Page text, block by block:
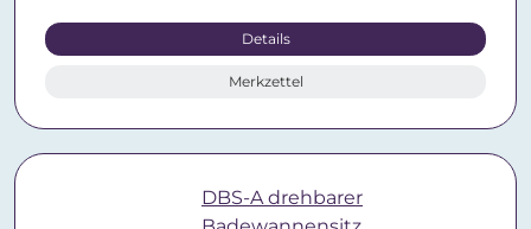
Details
Merkzettel
DBS-A drehbarer